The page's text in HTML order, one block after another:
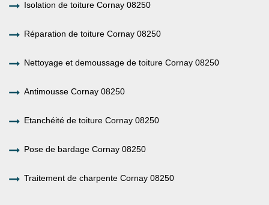
Isolation de toiture Cornay 08250
Réparation de toiture Cornay 08250
Nettoyage et demoussage de toiture Cornay 08250
Antimousse Cornay 08250
Etanchéité de toiture Cornay 08250
Pose de bardage Cornay 08250
Traitement de charpente Cornay 08250